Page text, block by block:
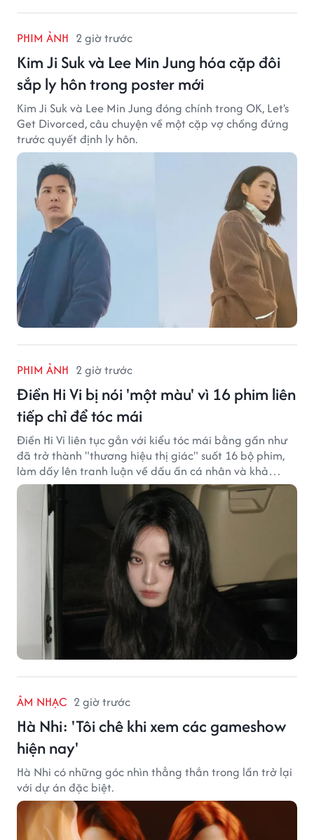
PHIM ẢNH 2 giờ trước
Kim Ji Suk và Lee Min Jung hóa cặp đôi
sắp ly hôn trong poster mới
Kim Ji Suk và Lee Min Jung đóng chính trong OK, Let's
Get Divorced, câu chuyện về một cặp vợ chồng đứng
trước quyết định ly hôn.
PHIM ẢNH 2 giờ trước
Điền Hi Vi bị nói 'một màu' vì 16 phim liên
tiếp chỉ để tóc mái
Điền Hi Vi liên tục gắn với kiểu tóc mái bằng gần như
đã trở thành "thương hiệu thị giác" suốt 16 bộ phim,
làm dấy lên tranh luận về dấu ấn cá nhân và khả
năng biến hóa trên màn ảnh.
ÂM NHẠC 2 giờ trước
Hà Nhi: 'Tôi chê khi xem các gameshow
hiện nay'
Hà Nhi có những góc nhìn thẳng thắn trong lần trở lại
với dự án đặc biệt.